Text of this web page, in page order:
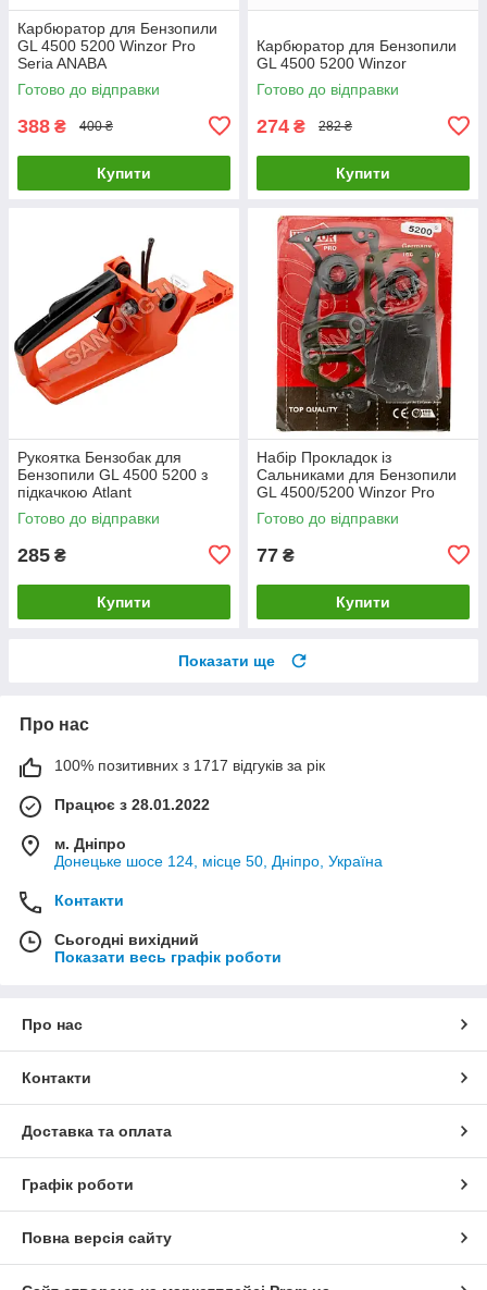
Карбюратор для Бензопили
GL 4500 5200 Winzor Pro
Seria ANABA
Готово до відправки
388 ₴ 400 ₴
Купити
Карбюратор для Бензопили
GL 4500 5200 Winzor
Готово до відправки
274 ₴ 282 ₴
Купити
Рукоятка Бензобак для
Бензопили GL 4500 5200 з
підкачкою Atlant
Готово до відправки
285 ₴
Купити
Набір Прокладок із
Сальниками для Бензопили
GL 4500/5200 Winzor Pro
Seria
Готово до відправки
77 ₴
Купити
Показати ще
Про нас
100% позитивних з 1717 відгуків за рік
Працює з 28.01.2022
м. Дніпро
Донецьке шосе 124, місце 50, Дніпро, Україна
Контакти
Сьогодні вихідний
Показати весь графік роботи
Про нас
Контакти
Доставка та оплата
Графік роботи
Повна версія сайту